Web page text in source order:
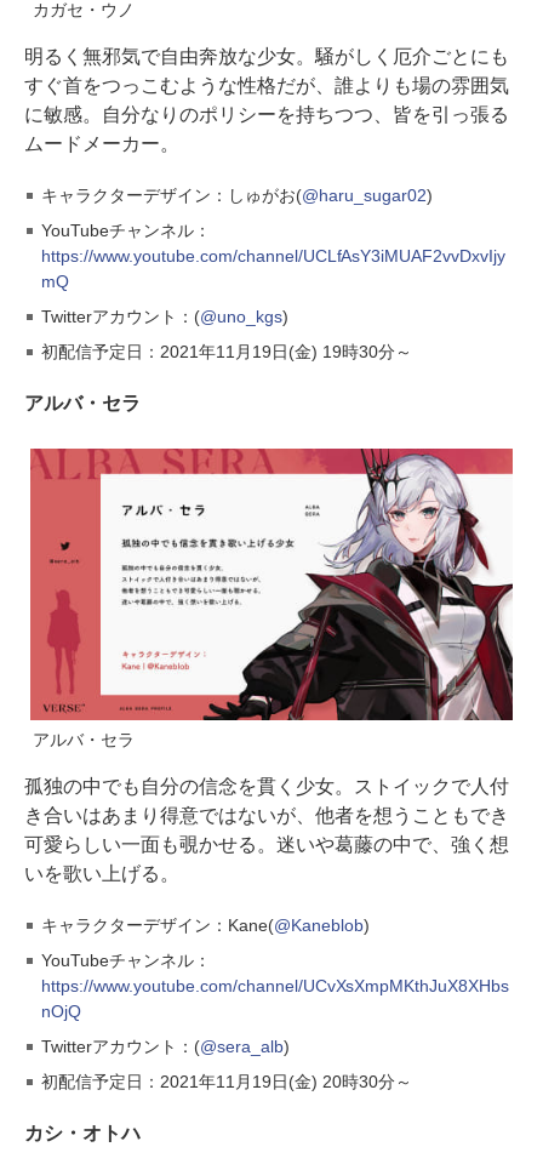
カガセ・ウノ
明るく無邪気で自由奔放な少女。騒がしく厄介ごとにも
すぐ首をつっこむような性格だが、誰よりも場の雰囲気
に敏感。自分なりのポリシーを持ちつつ、皆を引っ張る
ムードメーカー。
キャラクターデザイン：しゅがお(@haru_sugar02)
YouTubeチャンネル：
https://www.youtube.com/channel/UCLfAsY3iMUAF2vvDxvIjy
mQ
Twitterアカウント：(@uno_kgs)
初配信予定日：2021年11月19日(金) 19時30分～
アルバ・セラ
アルバ・セラ
孤独の中でも自分の信念を貫く少女。ストイックで人付
き合いはあまり得意ではないが、他者を想うこともでき
可愛らしい一面も覗かせる。迷いや葛藤の中で、強く想
いを歌い上げる。
キャラクターデザイン：Kane(@Kaneblob)
YouTubeチャンネル：
https://www.youtube.com/channel/UCvXsXmpMKthJuX8XHbs
nOjQ
Twitterアカウント：(@sera_alb)
初配信予定日：2021年11月19日(金) 20時30分～
カシ・オトハ